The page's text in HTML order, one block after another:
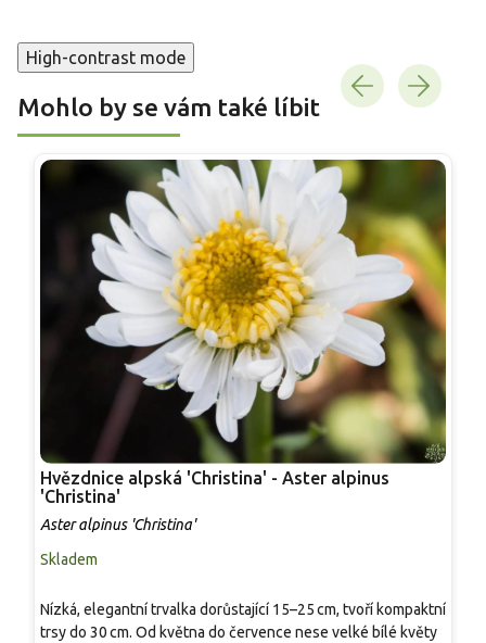
High-contrast mode
Mohlo by se vám také líbit
Hvězdnice alpská 'Christina' - Aster alpinus
'Christina'
Aster alpinus 'Christina'
Skladem
Nízká, elegantní trvalka dorůstající 15–25 cm, tvoří kompaktní
trsy do 30 cm. Od května do července nese velké bílé květy